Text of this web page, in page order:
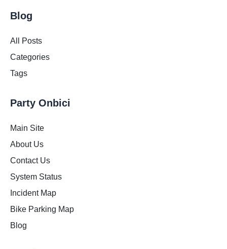
Blog
All Posts
Categories
Tags
Party Onbici
Main Site
About Us
Contact Us
System Status
Incident Map
Bike Parking Map
Blog